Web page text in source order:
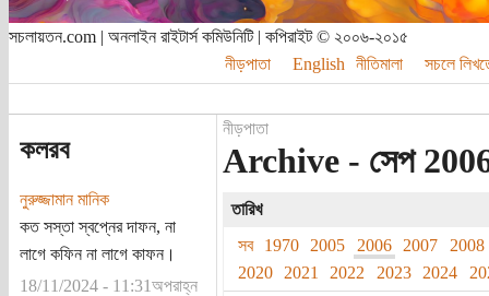
সচলায়তন.com | অনলাইন রাইটার্স কমিউনিটি | কপিরাইট © ২০০৬-২০১৫
নীড়পাতা
English নীতিমালা সচলে
কলরব
নুরুজ্জামান মানিক
কত সস্তা স্বপ্নের দাফন, না
লাগে কফিন না লাগে কাফন।
18/11/2024 - 11:31অপরাহ্ন
নীড়পাতা
Archive - সেপ
তারিখ
সব
1970 2005 2006 2007
2008
2020
2021 2022 2023 2024